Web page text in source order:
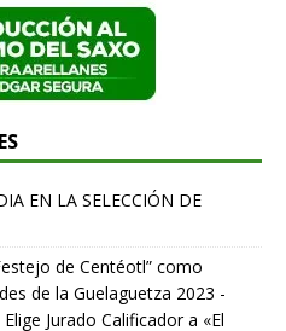
EN LA SELECCIÓN DE
de Centéotl” como
de la Guelaguetza 2023 -
Elige Jurado Calificador a «El